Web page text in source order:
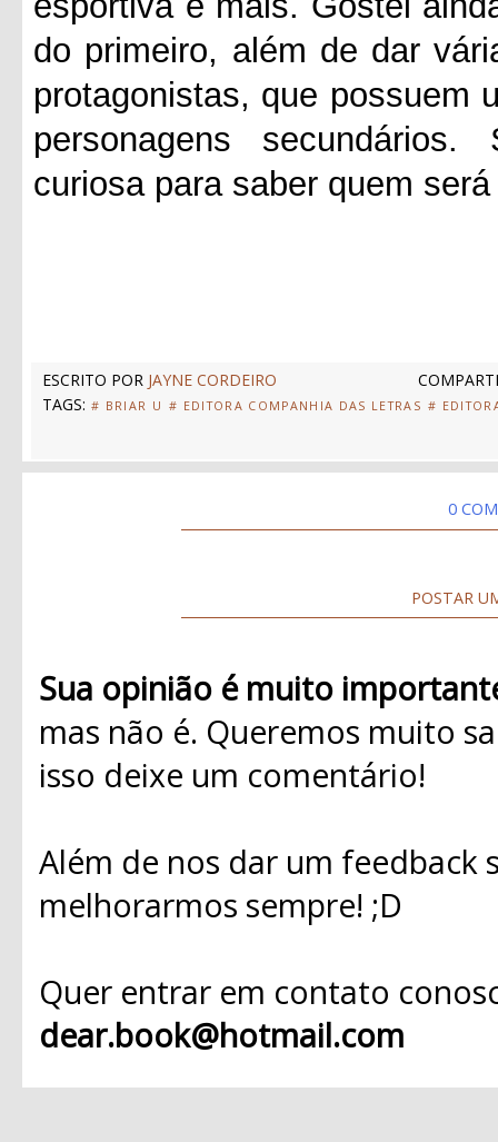
do primeiro, além de dar
protagonistas, que possuem
personagens secundários.
curiosa para saber quem
ESCRITO POR JAYNE CORDEIRO
TAGS: # BRIAR U # EDITORA COMPANHIA DAS LETRAS #
0
POSTAR
Sua opinião é muito
mas não é. Queremos muito
isso deixe um comentário!
Além de nos dar um
melhorarmos sempre! ;D
Quer entrar em contato
dear.book@hotmail.com